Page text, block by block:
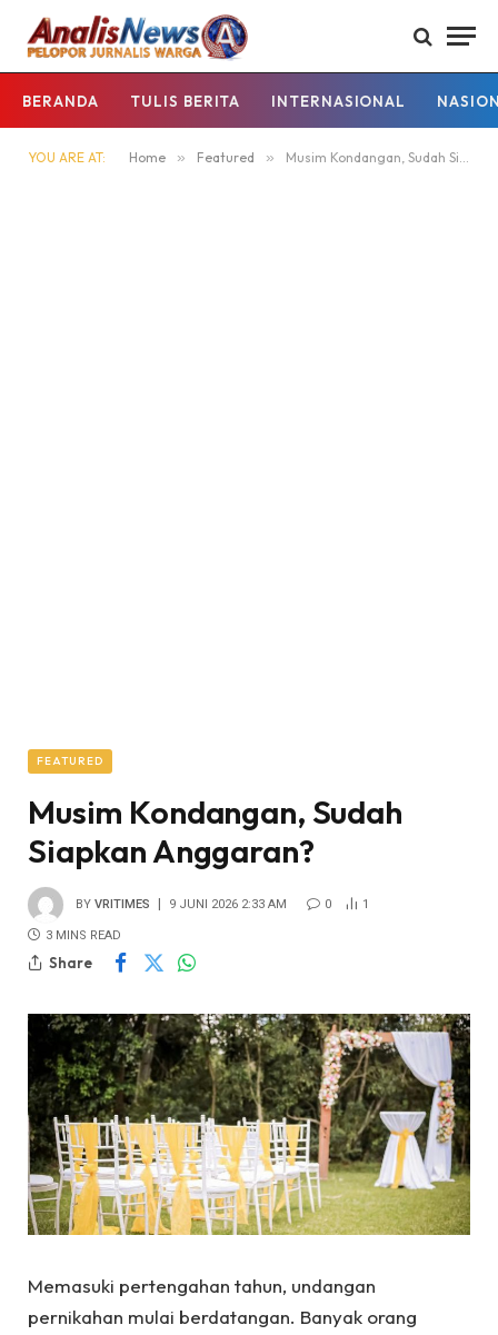
BERANDA TULIS BERITA INTERNASIONAL
YOU ARE AT: Home » Featured » Musim Kondangan, Sudah Siapkan Anggaran?
FEATURED
Musim Kondangan, Sudah
Siapkan Anggaran?
BY VRITIMES 9 JUNI 2026 2:33 AM 0 1
3 MINS READ
Share
Memasuki pertengahan tahun, undangan
pernikahan mulai berdatangan. Banyak orang